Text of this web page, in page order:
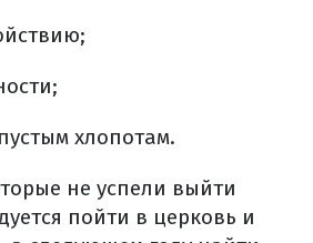
хлопотам.
не успели выйти
пойти в церковь и